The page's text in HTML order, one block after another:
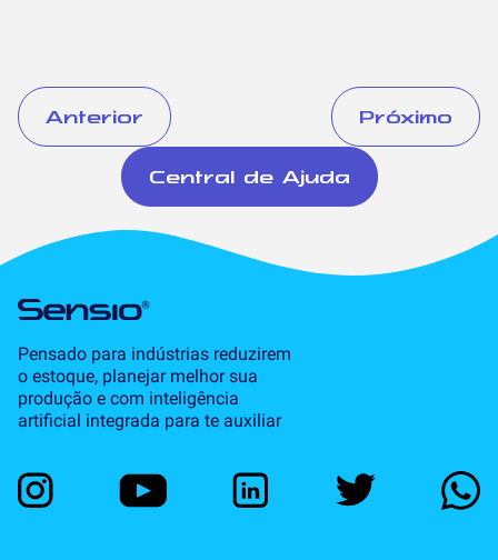
Anterior Próximo
Central de Ajuda
Pensado para indústrias reduzirem
o estoque, planejar melhor sua
produção e com inteligência
artificial integrada para te auxiliar